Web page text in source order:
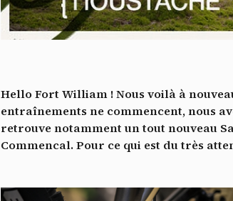
Hello Fort William ! Nous voilà à
entraînements ne commencent, nous
retrouve notamment un tout nouveau
Commencal. Pour ce qui est du très
Les